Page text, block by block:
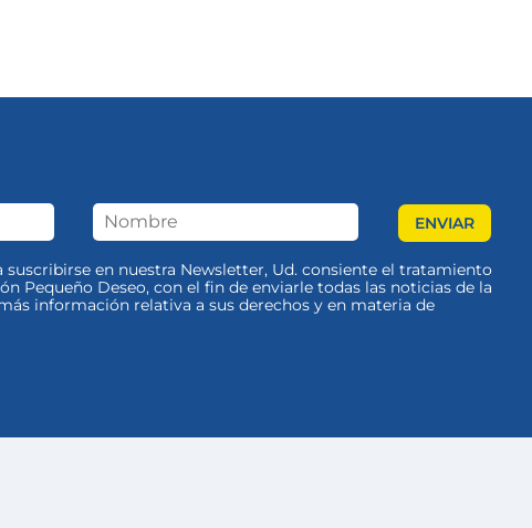
suscribirse en nuestra Newsletter, Ud. consiente el tratamiento
Pequeño Deseo, con el fin de enviarle todas las noticias de la
información relativa a sus derechos y en materia de